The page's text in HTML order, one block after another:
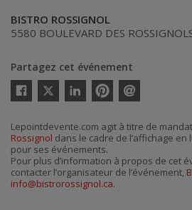
BISTRO ROSSIGNOL
5580 BOULEVARD DES
Partagez cet événement
Twitter
courriel
Lepointdevente.com agit à titre de
Rossignol dans le cadre de l’affichage
pour ses événements.
Pour plus d’information à propos de cet
contacter l’organisateur de l’événement,
info@bistrorossignol.ca.